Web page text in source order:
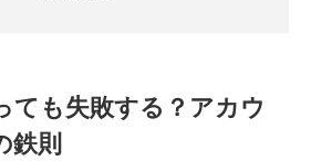
ても失敗する？アカウ
鉄則